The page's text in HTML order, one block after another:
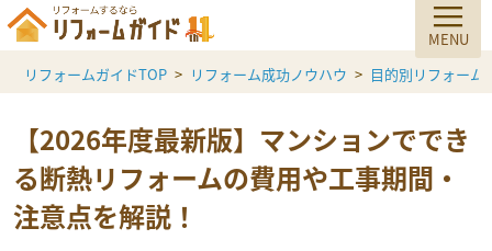
リフォームガイドTOP リフォーム成功ノウハウ 目的別リフォーム
【2026年度最新版】マンションででき
る断熱リフォームの費用や工事期間・
注意点を解説！